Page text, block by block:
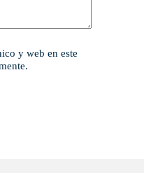
y web en este